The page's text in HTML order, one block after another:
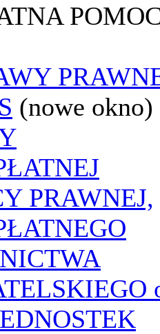
(nowe okno)
PRAWNEJ,